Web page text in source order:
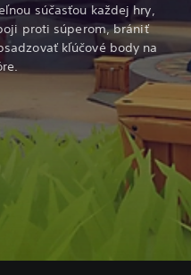
súčasťou každej hry,
proti súperom, brániť
kľúčové body na